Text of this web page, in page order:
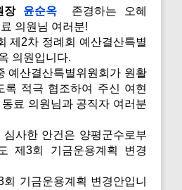
장 윤순옥존경하는 오혜
의원님 여러분!
제2차 정례회 예산결산특별
의원입니다.
예산결산특별위원회가 원활
록 적극 협조하여 주신 여현
료 의원님과 공직자 여러분
사한 안건은 양평군수로부
제3회 기금운용계획 변경
기금운용계획 변경안입니